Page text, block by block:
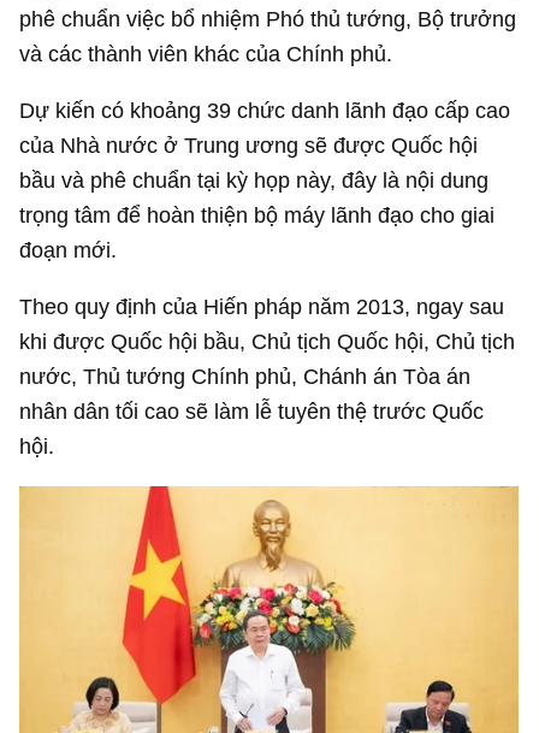
phê chuẩn việc bổ nhiệm Phó thủ tướng, Bộ trưởng
và các thành viên khác của Chính phủ.
Dự kiến có khoảng 39 chức danh lãnh đạo cấp cao
của Nhà nước ở Trung ương sẽ được Quốc hội
bầu và phê chuẩn tại kỳ họp này, đây là nội dung
trọng tâm để hoàn thiện bộ máy lãnh đạo cho giai
đoạn mới.
Theo quy định của Hiến pháp năm 2013, ngay sau
khi được Quốc hội bầu, Chủ tịch Quốc hội, Chủ tịch
nước, Thủ tướng Chính phủ, Chánh án Tòa án
nhân dân tối cao sẽ làm lễ tuyên thệ trước Quốc
hội.